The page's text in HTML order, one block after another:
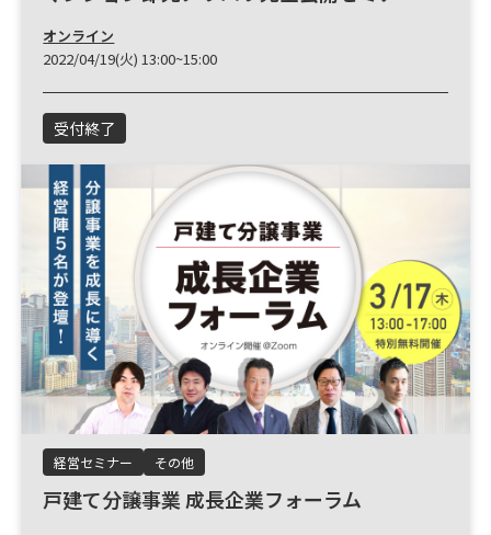
オンライン
2022/04/19(火) 13:00~15:00
受付終了
経営セミナー その他
戸建て分譲事業 成長企業フォーラム